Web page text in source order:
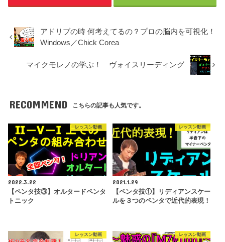
アドリブの時 何考えてるの？プロの脳内を可視化！
Windows／Chick Corea
マイクモレノの学ぶ！ ヴォイスリーディング
RECOMMEND こちらの記事も人気です。
レッスン動画
2022.3.22
【ペンタ技③】オルタードペンタ
トニック
レッスン動画
2021.1.29
【ペンタ技①】リディアンスケー
ルを３つのペンタで近代的表現！
レッスン動画 レッスン動画